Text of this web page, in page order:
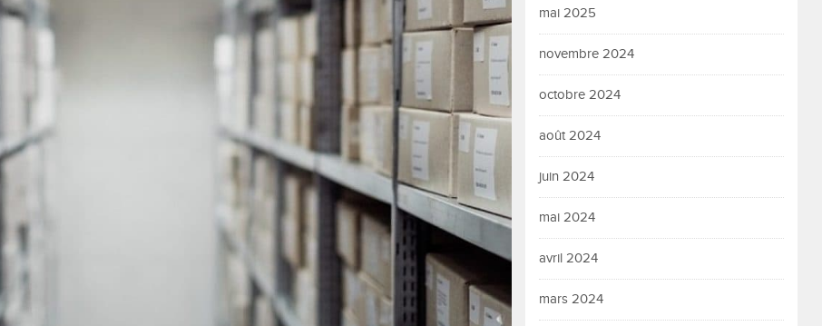
mai 2025
novembre 2024
octobre 2024
août 2024
juin 2024
mai 2024
avril 2024
mars 2024